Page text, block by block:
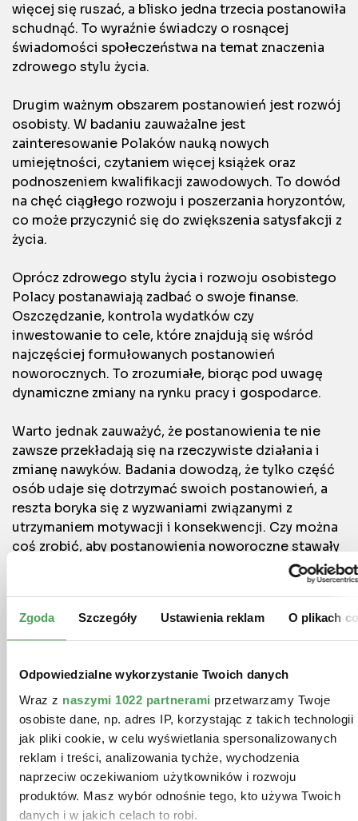
Zgoda Szczegóły Ustawienia reklam O plikach
Odpowiedzialne wykorzystanie Twoich danych
Wraz z naszymi 1022 partnerami przetwarzamy Twoje
osobiste dane, np. adres IP, korzystając z takich technologii
jak pliki cookie, w celu wyświetlania spersonalizowanych
reklam i treści, analizowania tychże, wychodzenia
naprzeciw oczekiwaniom użytkowników i rozwoju
produktów. Masz wybór odnośnie tego, kto używa Twoich
danych i w jakich celach to robi.
więcej się ruszać, a blisko jedna trzecia postanowiła
schudnąć. To wyraźnie świadczy o rosnącej
świadomości społeczeństwa na temat znaczenia
zdrowego stylu życia.
Drugim ważnym obszarem postanowień jest rozwój
osobisty. W badaniu zauważalne jest
zainteresowanie Polaków nauką nowych
umiejętności, czytaniem więcej książek oraz
podnoszeniem kwalifikacji zawodowych. To dowód
na chęć ciągłego rozwoju i poszerzania horyzontów,
co może przyczynić się do zwiększenia satysfakcji z
życia.
Oprócz zdrowego stylu życia i rozwoju osobistego
Polacy postanawiają zadbać o swoje finanse.
Oszczędzanie, kontrola wydatków czy
inwestowanie to cele, które znajdują się wśród
najczęściej formułowanych postanowień
noworocznych. To zrozumiałe, biorąc pod uwagę
dynamiczne zmiany na rynku pracy i gospodarce.
Warto jednak zauważyć, że postanowienia te nie
zawsze przekładają się na rzeczywiste działania i
zmianę nawyków. Badania dowodzą, że tylko część
osób udaje się dotrzymać swoich postanowień, a
reszta boryka się z wyzwaniami związanymi z
utrzymaniem motywacji i konsekwencji. Czy można
coś zrobić, aby postanowienia noworoczne stawały
się bardziej skuteczne? Kluczem do sukcesu może
być realistyczne podejście, konkretne cele, a także
podkreślić, że każdy postęp i mniejsze cele są
krokiem w dobrym kierunku.
Dlaczego ciężko